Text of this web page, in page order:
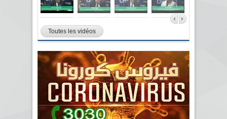
Toutes les vidéos